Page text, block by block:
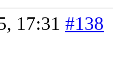
17:31 #138